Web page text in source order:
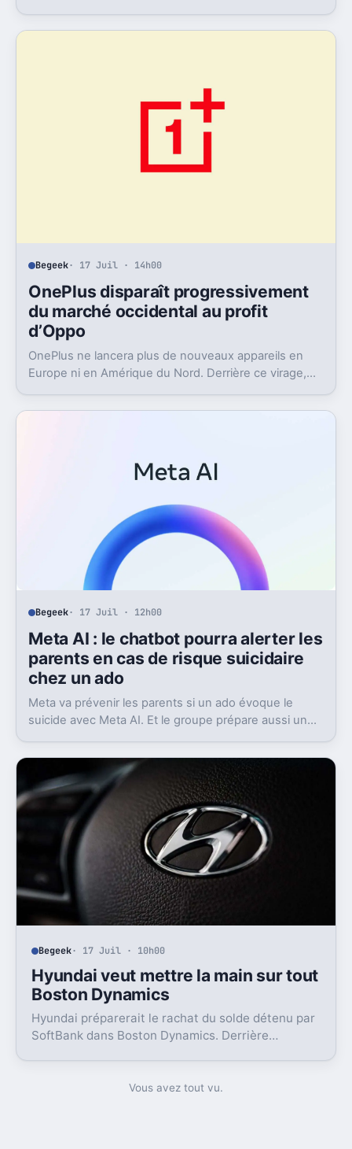
Begeek· 17 Juil · 14h00
OnePlus disparaît progressivement
du marché occidental au profit
d’Oppo
OnePlus ne lancera plus de nouveaux appareils en
Europe ni en Amérique du Nord. Derrière ce virage,
Begeek· 17 Juil · 12h00
Meta AI : le chatbot pourra alerter les
parents en cas de risque suicidaire
chez un ado
Meta va prévenir les parents si un ado évoque le
suicide avec Meta AI. Et le groupe prépare aussi un
Begeek· 17 Juil · 10h00
Hyundai veut mettre la main sur tout
Boston Dynamics
Hyundai préparerait le rachat du solde détenu par
SoftBank dans Boston Dynamics. Derrière